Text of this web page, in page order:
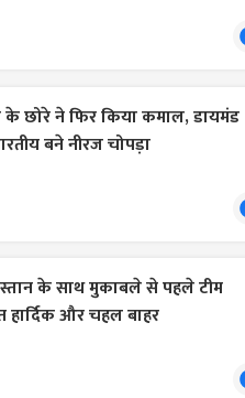
के छोरे ने फिर किया कमाल, डायमंड
बने नीरज चोपड़ा
के साथ मुकाबले से पहले टीम
हार्दिक और चहल बाहर